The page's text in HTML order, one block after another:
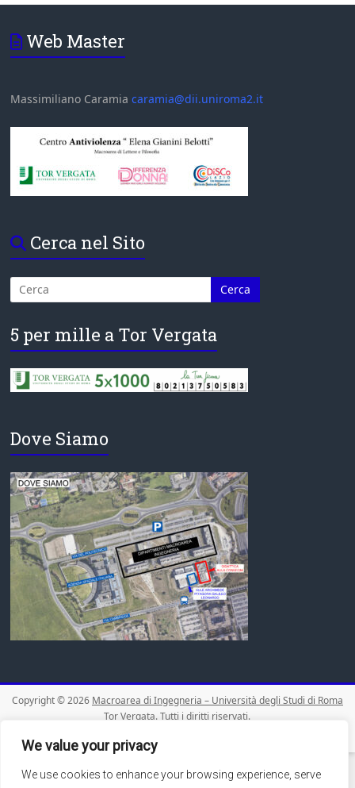
We value your privacy
We use cookies to enhance your browsing experience, serve
Web Master
Massimiliano Caramiacaramia@dii.uniroma2.it
Cerca nel Sito
5 per mille a Tor Vergata
Dove Siamo
Copyright © 2026 Macroarea di Ingegneria – Università degli Studi di Roma
Tor Vergata. Tutti i diritti riservati.